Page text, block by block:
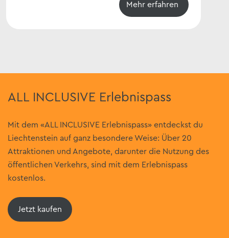
Mehr erfahren
ALL INCLUSIVE Erlebnispass
Mit dem «ALL INCLUSIVE Erlebnispass» entdeckst du
Liechtenstein auf ganz besondere Weise: Über 20
Attraktionen und Angebote, darunter die Nutzung des
öffentlichen Verkehrs, sind mit dem Erlebnispass
kostenlos.
Jetzt kaufen